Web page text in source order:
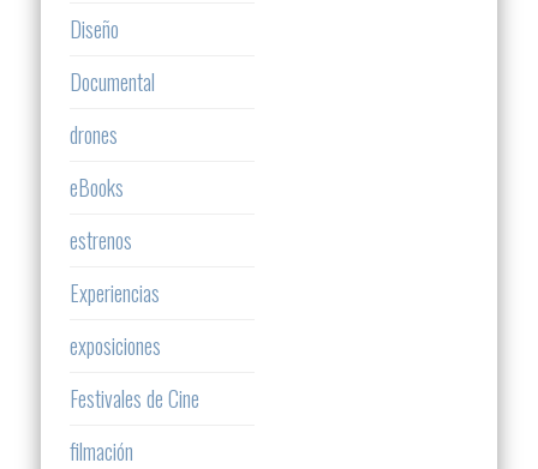
Diseño
Documental
drones
eBooks
estrenos
Experiencias
exposiciones
Festivales de Cine
filmación